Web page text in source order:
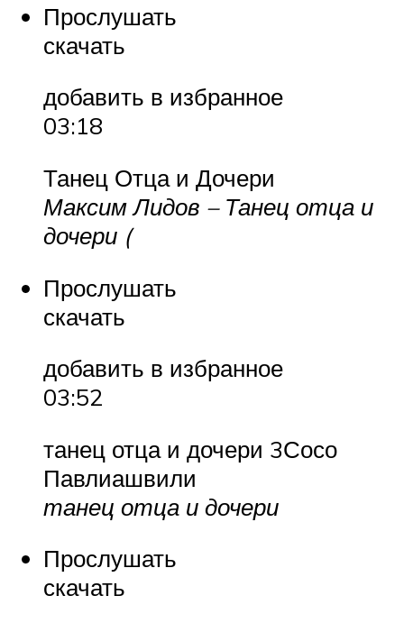
Прослушать
скачать
добавить в избранное
03:18
Танец Отца и Дочери
Максим Лидов – Танец отца и
дочери (
Прослушать
скачать
добавить в избранное
03:52
танец отца и дочери 3Сосо
Павлиашвили
танец отца и дочери
Прослушать
скачать